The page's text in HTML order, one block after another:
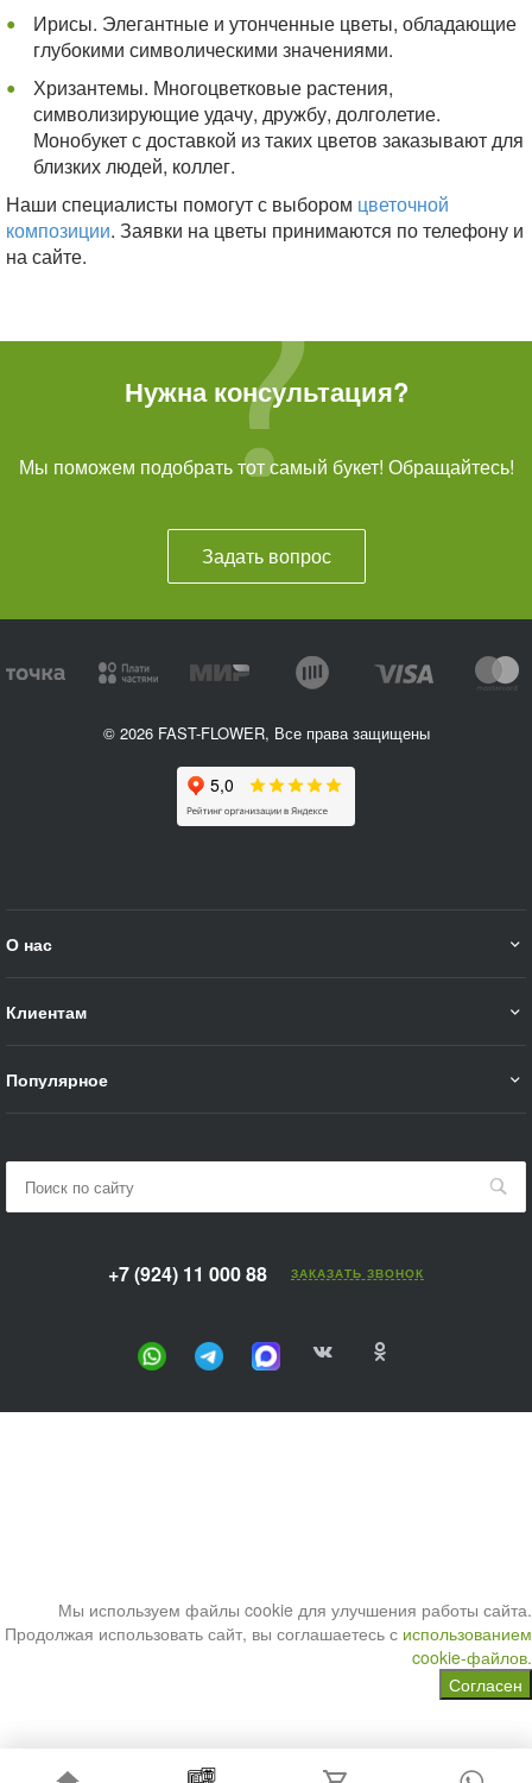
Ирисы. Элегантные и утонченные цветы, обладающие
глубокими символическими значениями.
Хризантемы. Многоцветковые растения,
символизирующие удачу, дружбу, долголетие.
Монобукет с доставкой из таких цветов заказывают для
близких людей, коллег.
Наши специалисты помогут с выбором цветочной
композиции. Заявки на цветы принимаются по телефону и
на сайте.
Нужна консультация?
Мы поможем подобрать тот самый букет! Обращайтесь!
Задать вопрос
© 2026 FAST-FLOWER, Все права защищены
О нас
Клиентам
Популярное
+7 (924) 11 000 88 ЗАКАЗАТЬ ЗВОНОК
Мы используем файлы cookie для улучшения работы сайта.
Продолжая использовать сайт, вы соглашаетесь с использованием
cookie-файлов.
Согласен